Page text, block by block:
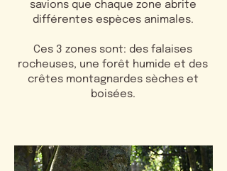
savions que chaque zone abrite
différentes espèces animales.
Ces 3 zones sont: des falaises
rocheuses, une forêt humide et des
crêtes montagnardes sèches et
boisées.